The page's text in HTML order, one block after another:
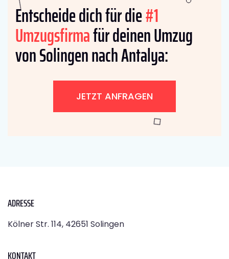
Entscheide dich für die#1
Umzugsfirmafür deinen Umzug
von Solingen nach Antalya:
JETZT ANFRAGEN
ADRESSE
Kölner Str. 114, 42651 Solingen
KONTAKT